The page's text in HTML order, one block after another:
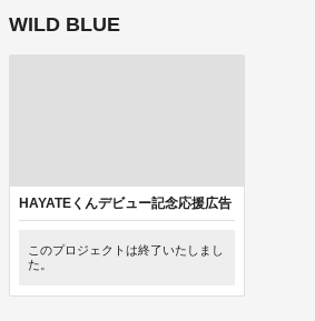
WILD BLUE
HAYATEくんデビュー記念応援広告
このプロジェクトは終了いたしまし
た。